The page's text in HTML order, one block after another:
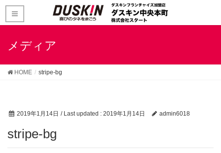
メディア
HOME stripe-bg
2019年1月14日 / Last updated : 2019年1月14日 admin6018
stripe-bg